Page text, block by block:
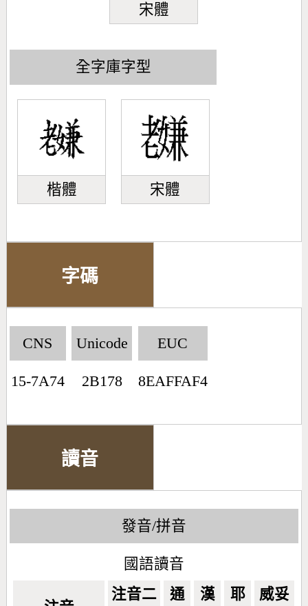
宋體
全字庫字型
楷體 宋體
字碼
CNS
15-7A74
Unicode
2B178
EUC
8EAFFAF4
讀音
發音/拼音
國語讀音
注音二 通 漢 耶 威妥